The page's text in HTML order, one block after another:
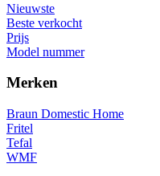
Nieuwste
Beste verkocht
Prijs
Model nummer
Merken
Braun Domestic Home
Fritel
Tefal
WMF